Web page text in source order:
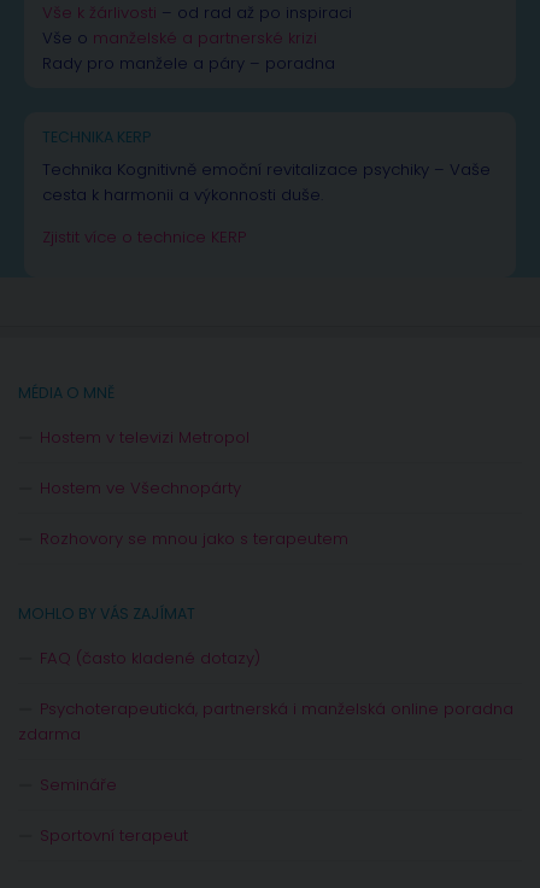
Vše k žárlivosti – od rad až po inspiraci
Vše o manželské a partnerské krizi
Rady pro manžele a páry – poradna
TECHNIKA KERP
Technika Kognitivně emoční revitalizace psychiky – Vaše
cesta k harmonii a výkonnosti duše.
Zjistit více o technice KERP
MÉDIA O MNĚ
Hostem v televizi Metropol
Hostem ve Všechnopárty
Rozhovory se mnou jako s terapeutem
MOHLO BY VÁS ZAJÍMAT
FAQ (často kladené dotazy)
Psychoterapeutická, partnerská i manželská online poradna
zdarma
Semináře
Sportovní terapeut